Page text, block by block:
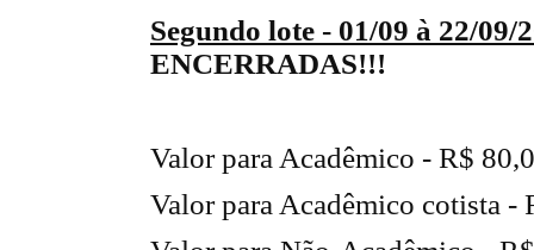
Segundo lote - 01/09 à 22/09/
ENCERRADAS!!!
Valor para Acadêmico - R$
Valor para Acadêmico cotista -